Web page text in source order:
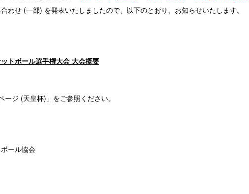
わせ (一部) を発表いたしましたので、以下のとおり、お知らせいたします。
トボール選手権大会 大会概要
ージ (天皇杯)」 をご参照ください。
ール協会